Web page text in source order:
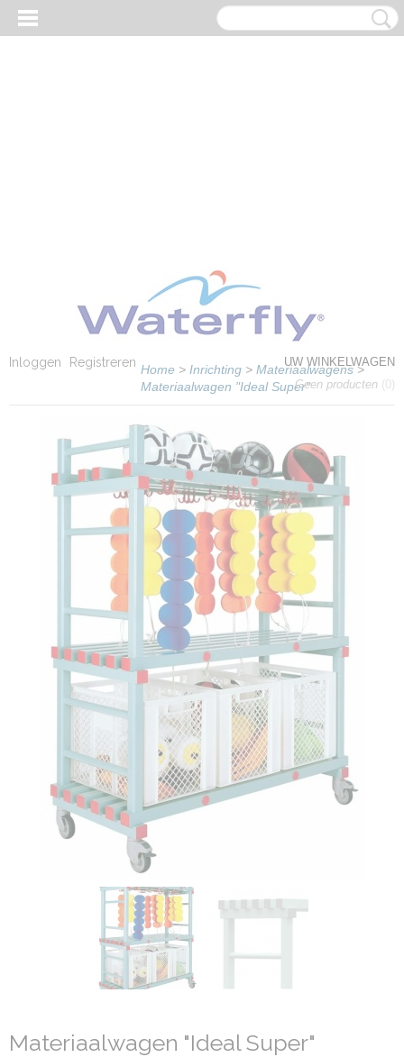
Inloggen Registreren
UW WINKELWAGEN
Geen producten (0)
Home > Inrichting > Materiaalwagens>
Materiaalwagen "Ideal Super"
Materiaalwagen "Ideal Super"